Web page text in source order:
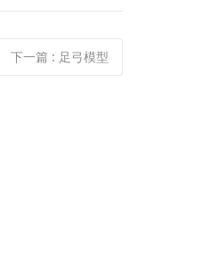
下一篇 : 足弓模型